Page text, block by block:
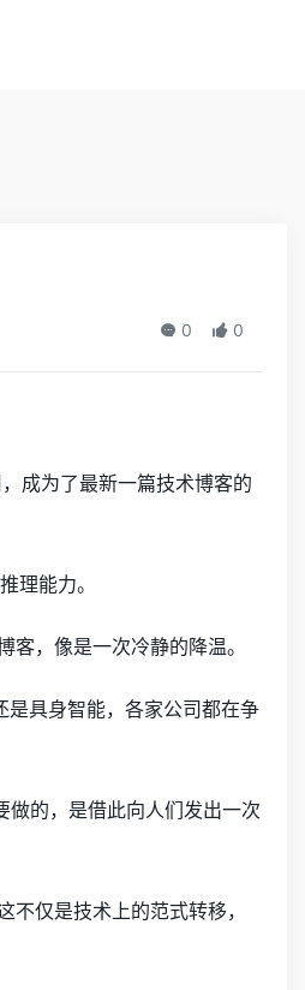
0 0
成为了最新一篇技术博客的
理能力。
客，像是一次冷静的降温。
是具身智能，各家公司都在争
做的，是借此向人们发出一次
仅是技术上的范式转移，